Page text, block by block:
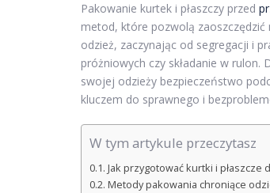
Pakowanie kurtek i płaszczy przed
metod, które pozwolą
odzież, zaczynając od segregacji i
próżniowych czy składanie w
swojej odzieży bezpieczeństwo
kluczem do sprawnego i
W tym artykule przeczytasz
Jak przygotować kurtki i
Metody pakowania chroniące